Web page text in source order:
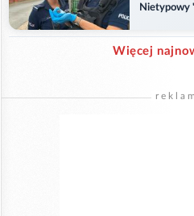
Nietypowy
Więcej